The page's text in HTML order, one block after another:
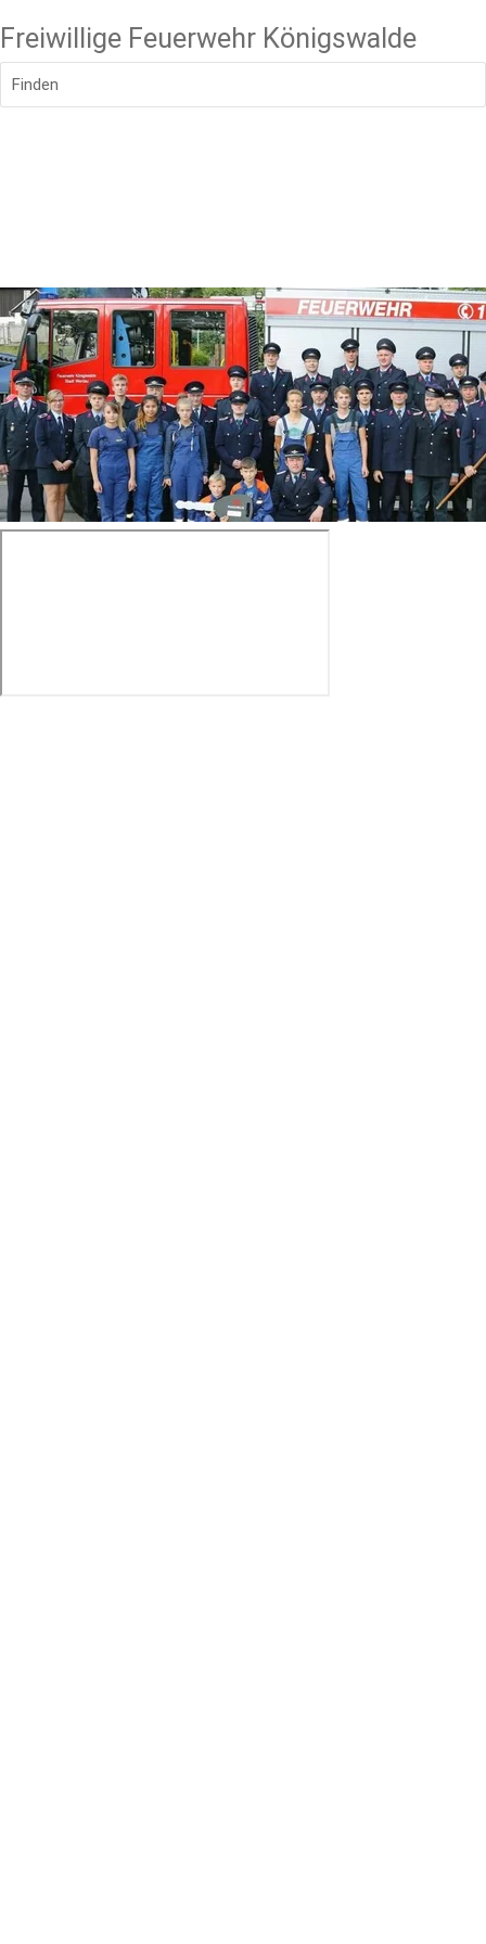
Freiwillige Feuerwehr Königswalde
Finden